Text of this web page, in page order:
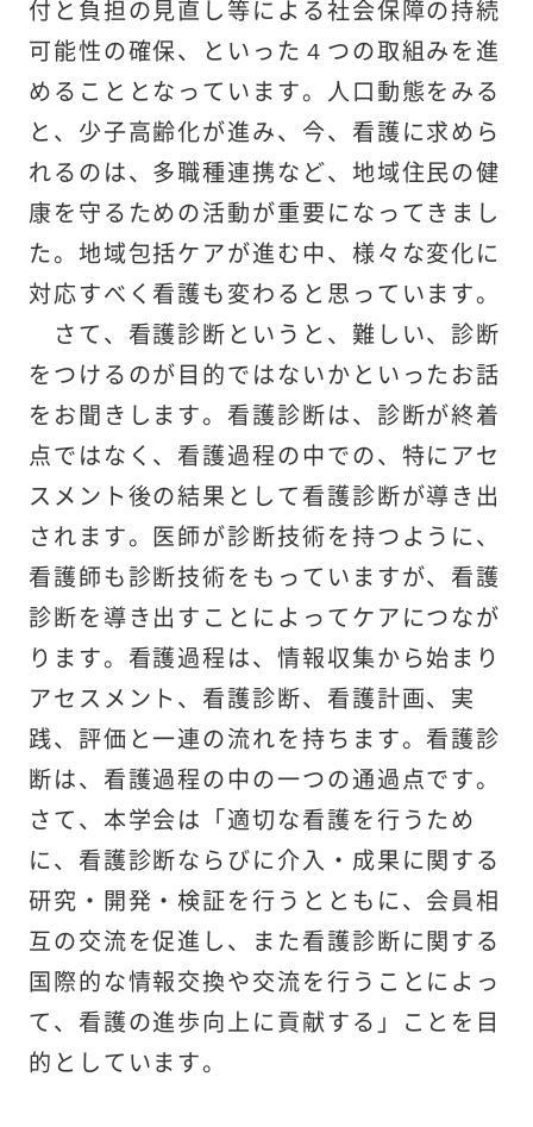
付と負担の見直し等による社会保障の持続
可能性の確保、といった４つの取組みを進
めることとなっています。人口動態をみる
と、少子高齢化が進み、今、看護に求めら
れるのは、多職種連携など、地域住民の健
康を守るための活動が重要になってきまし
た。地域包括ケアが進む中、様々な変化に
対応すべく看護も変わると思っています。
さて、看護診断というと、難しい、診断
をつけるのが目的ではないかといったお話
をお聞きします。看護診断は、診断が終着
点ではなく、看護過程の中での、特にアセ
スメント後の結果として看護診断が導き出
されます。医師が診断技術を持つように、
看護師も診断技術をもっていますが、看護
診断を導き出すことによってケアにつなが
ります。看護過程は、情報収集から始まり
アセスメント、看護診断、看護計画、実
践、評価と一連の流れを持ちます。看護診
断は、看護過程の中の一つの通過点です。
さて、本学会は「適切な看護を行うため
に、看護診断ならびに介入・成果に関する
研究・開発・検証を行うとともに、会員相
互の交流を促進し、また看護診断に関する
国際的な情報交換や交流を行うことによっ
て、看護の進歩向上に貢献する」ことを目
的としています。